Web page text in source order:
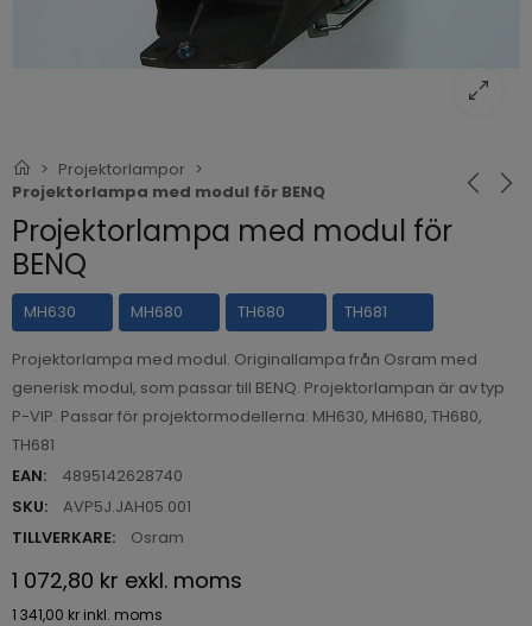
Projektorlampor
Projektorlampa med modul för BENQ
Projektorlampa med modul för
BENQ
MH630 MH680 TH680 TH681
Projektorlampa med modul. Originallampa från Osram med
generisk modul, som passar till BENQ. Projektorlampan är av typ
P-VIP. Passar för projektormodellerna: MH630, MH680, TH680,
TH681
EAN:
4895142628740
SKU:
AVP5J.JAH05.001
TILLVERKARE:
Osram
1 072,80 kr exkl. moms
1 341,00 kr inkl. moms